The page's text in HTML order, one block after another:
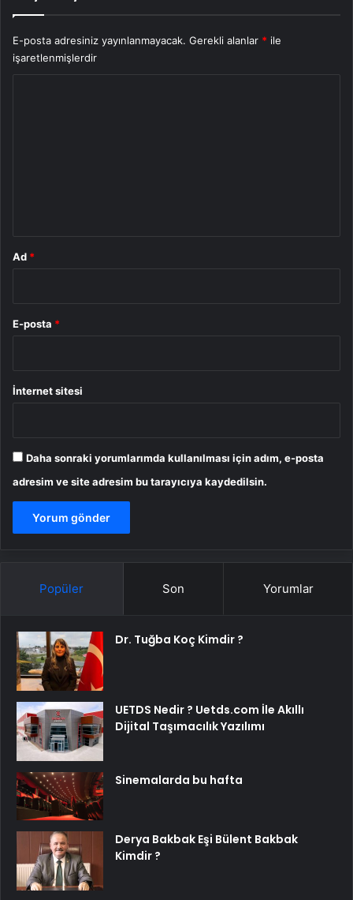
E-posta adresiniz yayınlanmayacak. Gerekli alanlar * ile
işaretlenmişlerdir
Ad *
E-posta *
İnternet sitesi
Daha sonraki yorumlarımda kullanılması için adım, e-posta
adresim ve site adresim bu tarayıcıya kaydedilsin.
Popüler Son Yorumlar
Dr. Tuğba Koç Kimdir ?
UETDS Nedir ? Uetds.com İle Akıllı
Dijital Taşımacılık Yazılımı
Sinemalarda bu hafta
Derya Bakbak Eşi Bülent Bakbak
Kimdir ?